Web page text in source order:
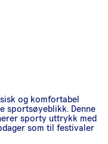
og komfortabel
sportsøyeblikk. Denne
sporty uttrykk med
som til festivaler